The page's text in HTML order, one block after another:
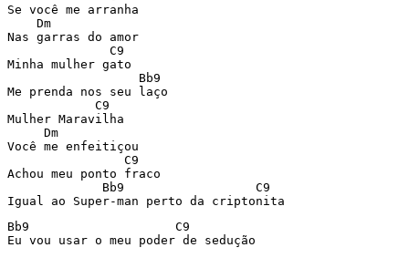
Se você me arranha
    Dm
Nas garras do amor
              C9
Minha mulher gato
                  Bb9
Me prenda nos seu laço
            C9
Mulher Maravilha
     Dm
Você me enfeitiçou
                C9
Achou meu ponto fraco
             Bb9                  C9
Igual ao Super-man perto da criptonita
Bb9                    C9
Eu vou usar o meu poder de sedução